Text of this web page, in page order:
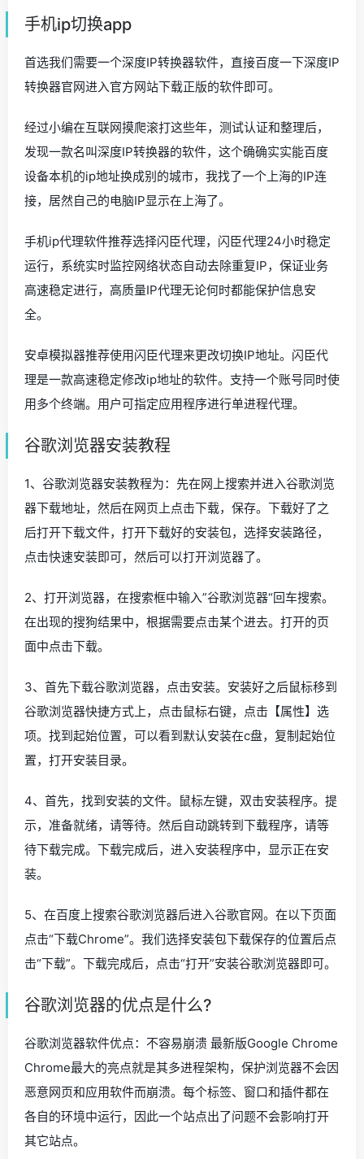
手机ip切换app
首选我们需要一个深度IP转换器软件，直接百度一下深度IP
转换器官网进入官方网站下载正版的软件即可。
经过小编在互联网摸爬滚打这些年，测试认证和整理后，
发现一款名叫深度IP转换器的软件，这个确确实实能百度
设备本机的ip地址换成别的城市，我找了一个上海的IP连
接，居然自己的电脑IP显示在上海了。
手机ip代理软件推荐选择闪臣代理，闪臣代理24小时稳定
运行，系统实时监控网络状态自动去除重复IP，保证业务
高速稳定进行，高质量IP代理无论何时都能保护信息安
全。
安卓模拟器推荐使用闪臣代理来更改切换IP地址。闪臣代
理是一款高速稳定修改ip地址的软件。支持一个账号同时使
用多个终端。用户可指定应用程序进行单进程代理。
谷歌浏览器安装教程
1、谷歌浏览器安装教程为：先在网上搜索并进入谷歌浏览
器下载地址，然后在网页上点击下载，保存。下载好了之
后打开下载文件，打开下载好的安装包，选择安装路径，
点击快速安装即可，然后可以打开浏览器了。
2、打开浏览器，在搜索框中输入”谷歌浏览器“回车搜索。
在出现的搜狗结果中，根据需要点击某个进去。打开的页
面中点击下载。
3、首先下载谷歌浏览器，点击安装。安装好之后鼠标移到
谷歌浏览器快捷方式上，点击鼠标右键，点击【属性】选
项。找到起始位置，可以看到默认安装在c盘，复制起始位
置，打开安装目录。
4、首先，找到安装的文件。鼠标左键，双击安装程序。提
示，准备就绪，请等待。然后自动跳转到下载程序，请等
待下载完成。下载完成后，进入安装程序中，显示正在安
装。
5、在百度上搜索谷歌浏览器后进入谷歌官网。在以下页面
点击“下载Chrome”。我们选择安装包下载保存的位置后点
击“下载”。下载完成后，点击“打开”安装谷歌浏览器即可。
谷歌浏览器的优点是什么?
谷歌浏览器软件优点：不容易崩溃 最新版Google Chrome
Chrome最大的亮点就是其多进程架构，保护浏览器不会因
恶意网页和应用软件而崩溃。每个标签、窗口和插件都在
各自的环境中运行，因此一个站点出了问题不会影响打开
其它站点。